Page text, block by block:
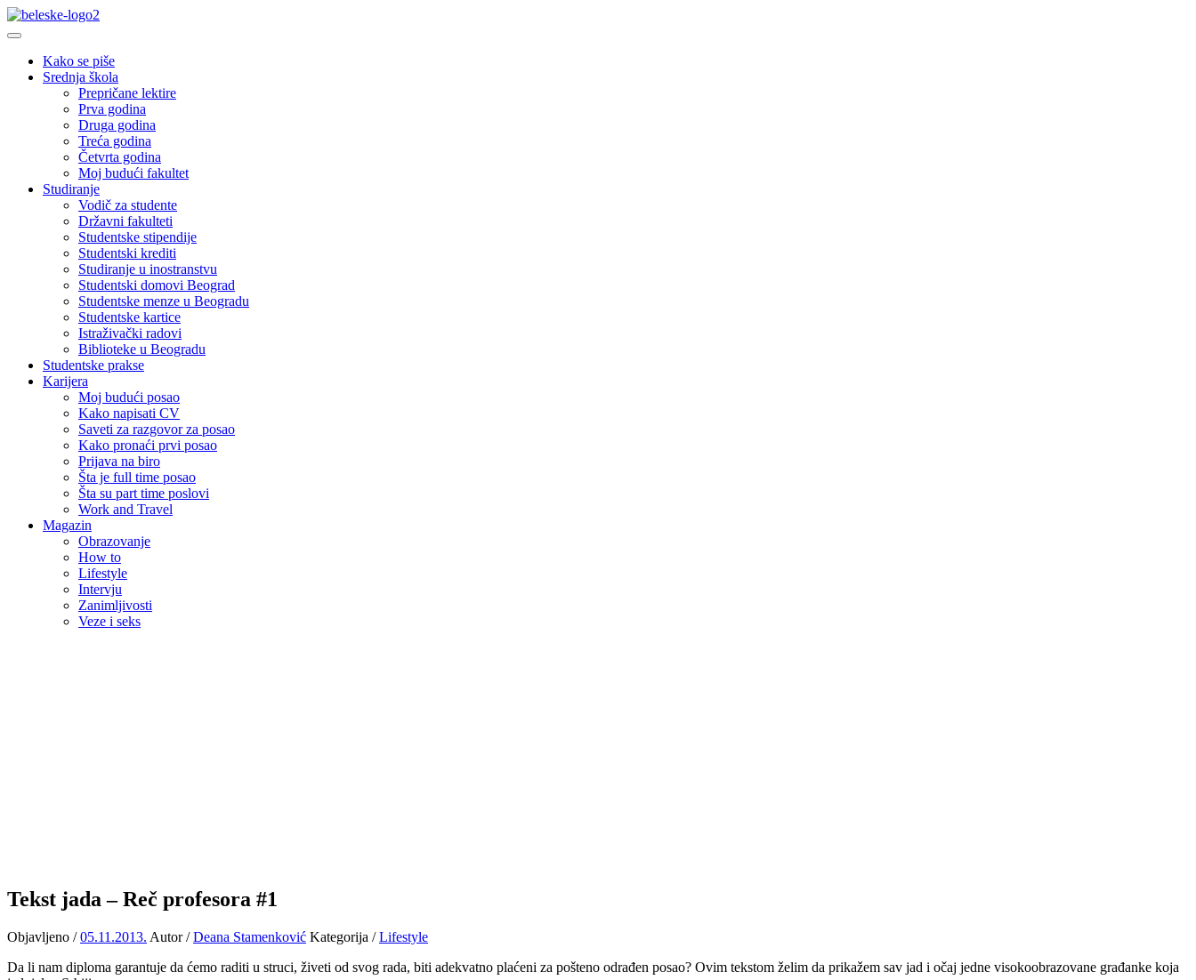
Kako se piše
Srednja škola
Prepričane lektire
Prva godina
Druga godina
Treća godina
Četvrta godina
Moj budući fakultet
Studiranje
Vodič za studente
Državni fakulteti
Studentske stipendije
Studentski krediti
Studiranje u inostranstvu
Studentski domovi Beograd
Studentske menze u Beogradu
Studentske kartice
Istraživački radovi
Biblioteke u Beogradu
Studentske prakse
Karijera
Moj budući posao
Kako napisati CV
Saveti za razgovor za posao
Kako pronaći prvi posao
Prijava na biro
Šta je full time posao
Šta su part time poslovi
Work and Travel
Magazin
Obrazovanje
How to
Lifestyle
Intervju
Zanimljivosti
Veze i seks
Tekst jada – Reč profesora #1
Objavljeno /05.11.2013. Autor /Deana Stamenković Kategorija /Lifestyle
Da li nam diploma garantuje da ćemo raditi u struci, živeti od svog rada, biti adekvatno plaćeni za pošteno odrađen posao? Ovim tekstom želim da prikažem sav jad i očaj jedne visokoobrazovane građanke koja